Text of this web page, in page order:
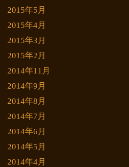
2015年5月
2015年4月
2015年3月
2015年2月
2014年11月
2014年9月
2014年8月
2014年7月
2014年6月
2014年5月
2014年4月